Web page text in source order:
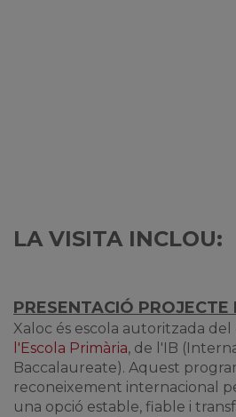
LA VISITA INCLOU:
PRESENTACIÓ PROJECTE
Xaloc és escola autoritzada del
l'Escola Primària, de l'IB
Baccalaureate). Aquest
reconeixement internacional
una opció estable, fiable i